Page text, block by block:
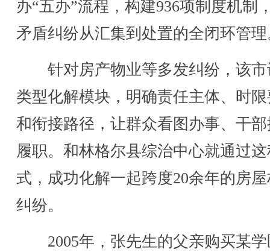
办“五办”流程，构建936项制度机制
矛盾纠纷从汇集到处置的全闭环管
针对房产物业等多发纠纷，该市
类型化解模块，明确责任主体、时
和衔接路径，让群众看图办事、干
履职。和林格尔县综治中心就通过
式，成功化解一起跨度20余年的房
纠纷。
2005年，张先生的父亲购买某学